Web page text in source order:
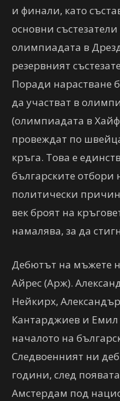
и финали, като
основни
олимпиадата в
резервният
Поради нарастване
да участват в
(олимпиадата в
провеждат по
кръга. Това е
българските отбори
политически
век броят на
намалява, за да
Дебютът на мъжете
Айрес (Арж).
Нейкирх,
Кантарджиев и Емил
началото на
Следвоенният ни
години, след
Амстердам под